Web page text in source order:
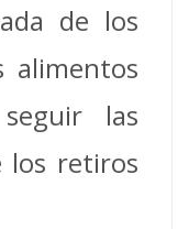
de los
alimentos
las
los retiros